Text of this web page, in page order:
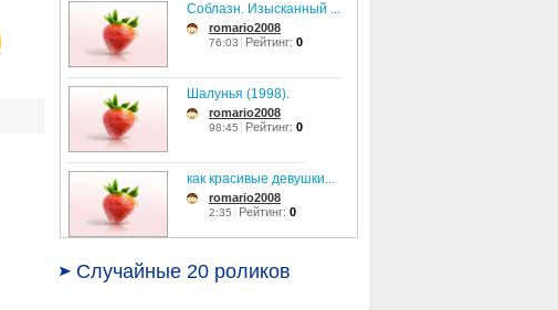
Соблазн. Изысканный ...
romario2008
76:03 Рейтинг: 0
Шалунья (1998).
romario2008
98:45 Рейтинг: 0
как красивые девушки...
romario2008
2:35 Рейтинг: 0
Леся Ярославская - С...
romario2008
Случайные 20 роликов